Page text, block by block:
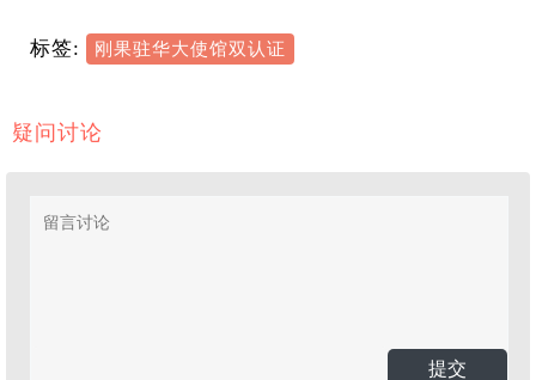
标签: 刚果驻华大使馆双认证
疑问讨论
提交